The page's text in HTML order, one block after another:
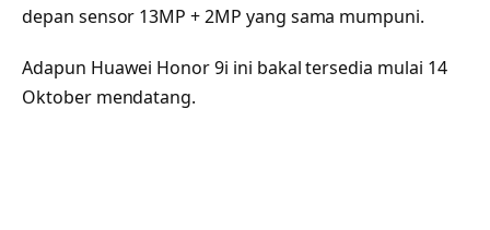
depan sensor 13MP + 2MP yang sama mumpuni.
Adapun Huawei Honor 9i ini bakal tersedia mulai 14
Oktober mendatang.